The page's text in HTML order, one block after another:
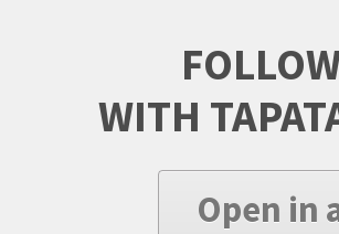
WITH
Open in